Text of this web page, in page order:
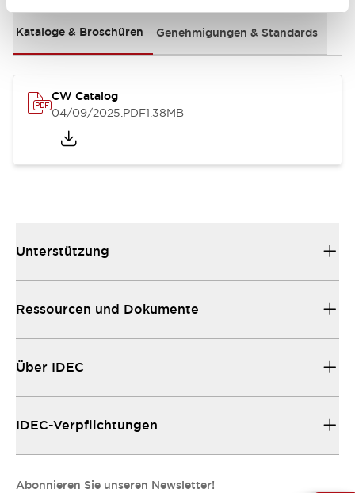
Kataloge & Broschüren Genehmigungen & Standards
CW Catalog
04/09/2025.PDF1.38MB
Unterstützung
Ressourcen und Dokumente
Über IDEC
IDEC-Verpflichtungen
Abonnieren Sie unseren Newsletter!